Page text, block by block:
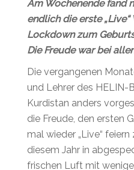
Am Wochenende fand
endlich die erste
Lockdown zum
Die Freude war bei
Die vergangenen
und Lehrer des HELIN-
Kurdistan anders
die Freude, den ersten
mal wieder „Live“
diesem Jahr in
frischen Luft mit